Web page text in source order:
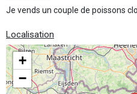
Je vends un couple de poissons
Localisation
+
−